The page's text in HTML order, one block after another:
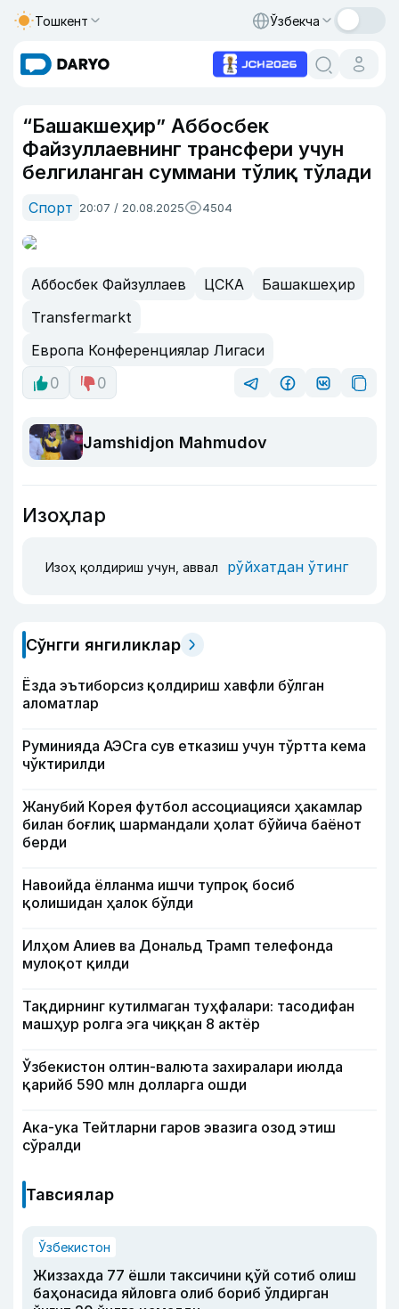
Тошкент Ўзбекча
“Башакшеҳир” Аббосбек
Файзуллаевнинг трансфери учун
белгиланган суммани тўлиқ тўлади
Спорт 20:07 / 20.08.2025 4504
Аббосбек Файзуллаев ЦСКА
Башакшеҳир
Transfermarkt
Европа Конференциялар Лигаси
0
0
Jamshidjon Mahmudov
Изоҳлар
Изоҳ қолдириш учун, аввал рўйхатдан ўтинг
Сўнгги янгиликлар
Ёзда эътиборсиз қолдириш хавфли бўлган
аломатлар
Руминияда АЭСга сув етказиш учун тўртта кема
чўктирилди
Жанубий Корея футбол ассоциацияси ҳакамлар
билан боғлиқ шармандали ҳолат бўйича баёнот
берди
Навоийда ёлланма ишчи тупроқ босиб
қолишидан ҳалок бўлди
Илҳом Алиев ва Дональд Трамп телефонда
мулоқот қилди
Тақдирнинг кутилмаган туҳфалари: тасодифан
машҳур ролга эга чиққан 8 актёр
Ўзбекистон олтин-валюта захиралари июлда
қарийб 590 млн долларга ошди
Ака-ука Тейтларни гаров эвазига озод этиш
сўралди
Тавсиялар
Ўзбекистон
Жиззахда 77 ёшли таксичини қўй сотиб олиш
баҳонасида яйловга олиб бориб ўлдирган